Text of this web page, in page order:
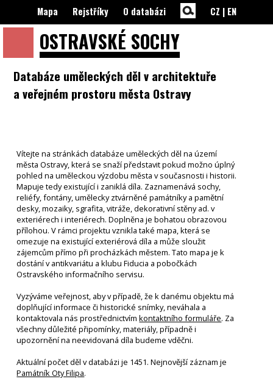
OSTRAVSKÉ SOCHY
Mapa Rejstříky O databázi CZ | EN
Databáze uměleckých děl v architektuře
a veřejném prostoru města Ostravy
Vítejte na stránkách databáze uměleckých děl na území
města Ostravy, která se snaží představit pokud možno úplný
pohled na uměleckou výzdobu města v současnosti i historii.
Mapuje tedy existující i zaniklá díla. Zaznamenává sochy,
reliéfy, fontány, umělecky ztvárněné památníky a pamětní
desky, mozaiky, sgrafita, vitráže, dekorativní stěny ad. v
exteriérech i interiérech. Doplněna je bohatou obrazovou
přílohou. V rámci projektu vznikla také mapa, která se
omezuje na existující exteriérová díla a může sloužit
zájemcům přímo při procházkách městem. Tato mapa je k
dostání v antikvariátu a klubu Fiducia a pobočkách
Ostravského informačního servisu.
Vyzýváme veřejnost, aby v případě, že k danému objektu má
doplňující informace či historické snímky, neváhala a
kontaktovala nás prostřednictvímkontaktního formuláře. Za
všechny důležité připomínky, materiály, případně i
upozornění na neevidovaná díla budeme vděčni.
Aktuální počet děl v databázi je 1451. Nejnovější záznam je
Památník Oty Filipa.